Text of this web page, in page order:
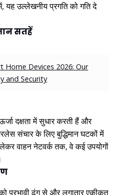
यह उल्लेखनीय प्रगति को गति दे
सतहें
Home Devices 2026: Our
and Security
दक्षता में सुधार करती हैं और
संचार के लिए बुद्धिमान घटकों में
वाहन नेटवर्क तक, वे कई उपयोगों
प्रभावी ढंग से और लगातार एकीकृत